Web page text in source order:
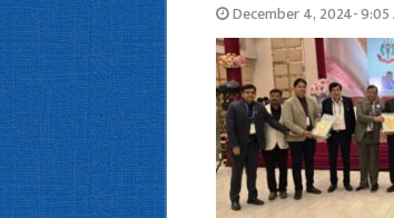
December 4, 2024- 9:05